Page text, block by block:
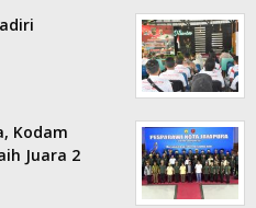
Kodam
Juara 2